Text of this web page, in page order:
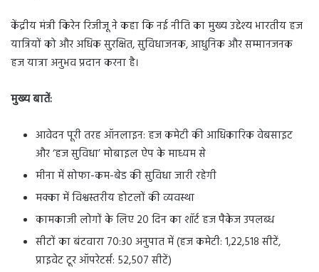
केंद्रीय मंत्री किरेन रिजीजू ने कहा कि नई नीति का मुख्य उद्देश्य भारतीय हज
यात्रियों को और अधिक सुरक्षित, सुविधाजनक, आधुनिक और सम्मानजनक
हज यात्रा अनुभव प्रदान करना है।
मुख्य बातें:
आवेदन पूरी तरह ऑनलाइन: हज कमेटी की आधिकारिक वेबसाइट
और ‘हज सुविधा’ मोबाइल ऐप के माध्यम से
मीना में सोफा-कम-बेड की सुविधा जारी रहेगी
मक्का में विश्वस्तरीय होटलों की व्यवस्था
कामकाजी लोगों के लिए 20 दिन का शॉर्ट हज पैकेज उपलब्ध
सीटों का बंटवारा 70:30 अनुपात में (हज कमेटी: 1,22,518 सीटें,
प्राइवेट टूर ऑपरेटर्स: 52,507 सीटें)